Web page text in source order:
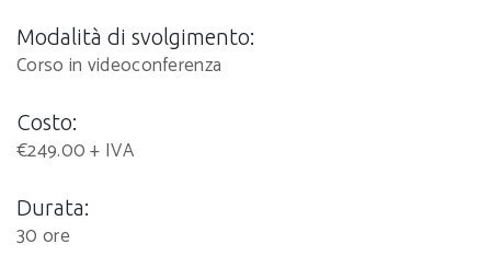
Modalità di svolgimento:
Corso in videoconferenza
Costo:
€249.00 + IVA
Durata:
30 ore